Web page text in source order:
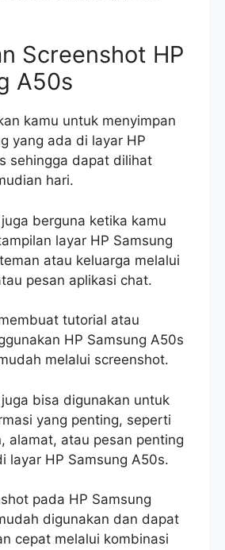
Screenshot HP
A50s
kamu untuk menyimpan
yang ada di layar HP
sehingga dapat dilihat
hari.
berguna ketika kamu
layar HP Samsung
atau keluarga melalui
pesan aplikasi chat.
tutorial atau
HP Samsung A50s
melalui screenshot.
bisa digunakan untuk
yang penting, seperti
alamat, atau pesan penting
layar HP Samsung A50s.
pada HP Samsung
digunakan dan dapat
cepat melalui kombinasi